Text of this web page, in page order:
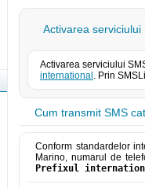
Activarea
Activarea serviciului
international . Prin
Cum transmit SMS
Conform standardelor
Marino, numarul de
Prefixul